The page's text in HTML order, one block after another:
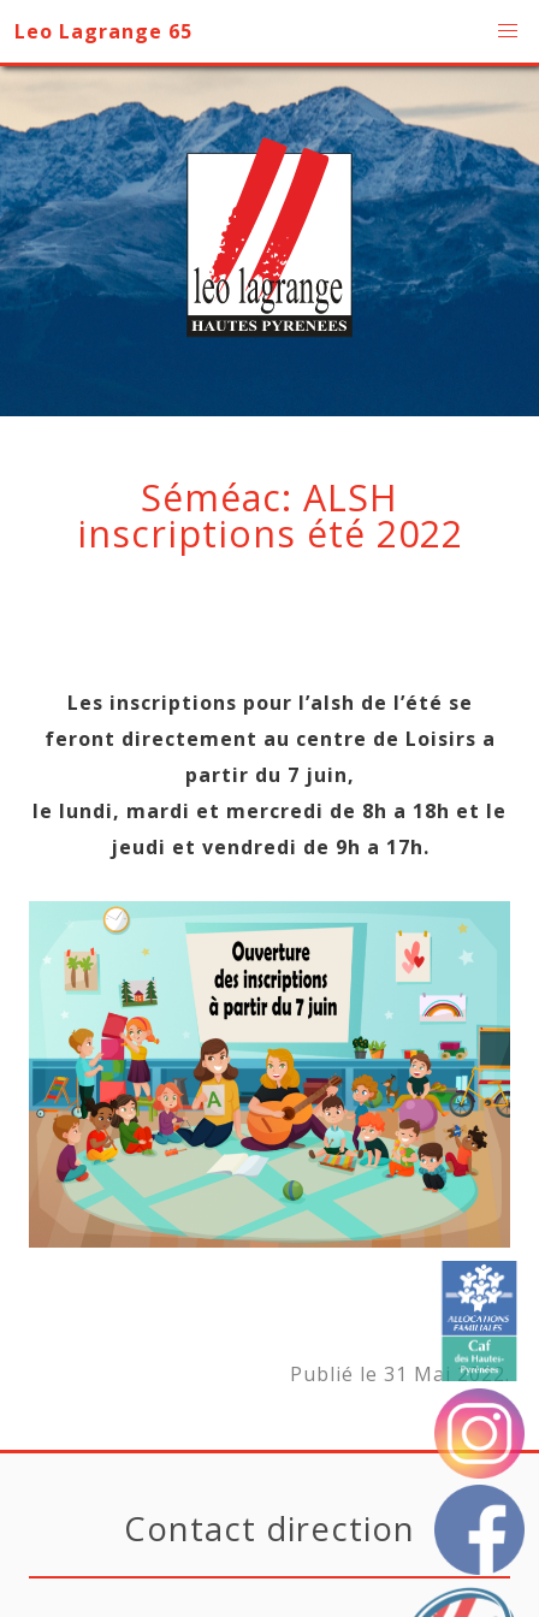
Leo Lagrange 65
Séméac: ALSH
inscriptions été 2022
Les inscriptions pour l’alsh de l’été se
feront directement au centre de Loisirs a
partir du 7 juin,
le lundi, mardi et mercredi de 8h a 18h et le
jeudi et vendredi de 9h a 17h.
Publié le 31 Mai 2022.
Contact direction